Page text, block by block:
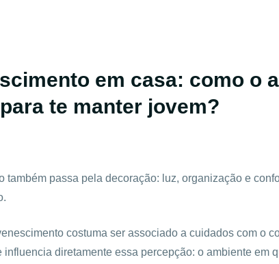
em casa: como o
te manter jovem?
também passa pela decoração: luz, organização e
costuma ser associado a cuidados com o
influencia diretamente essa percepção: o ambiente em